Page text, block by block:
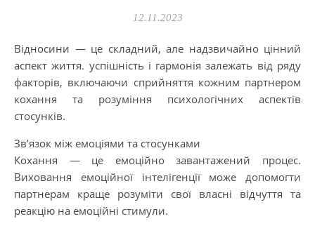
12.11.2023
Відносини — це складний, але надзвичайно цінний
аспект життя. успішність і гармонія залежать від ряду
факторів, включаючи сприйняття кожним партнером
кохання та розуміння психологічних аспектів
стосунків.
Зв’язок між емоціями та стосунками
Кохання — це емоційно завантажений процес.
Виховання емоційної інтелігенції може допомогти
партнерам краще розуміти свої власні відчуття та
реакцію на емоційні стимули.